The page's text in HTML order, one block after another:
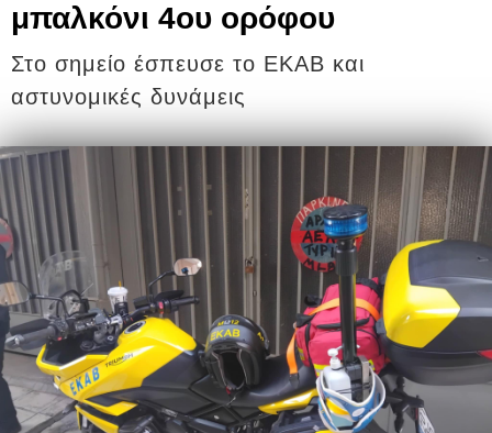
μπαλκόνι 4ου ορόφου
Στο σημείο έσπευσε το ΕΚΑΒ και
αστυνομικές δυνάμεις